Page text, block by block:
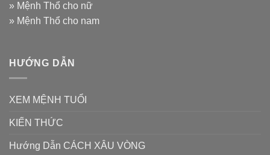
» Mệnh Thổ cho nữ
» Mệnh Thổ cho nam
HƯỚNG DẪN
XEM MỆNH TUỔI
KIẾN THỨC
Hướng Dẫn CÁCH XÂU VÒNG